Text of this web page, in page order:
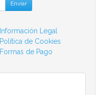
Enviar
Información Legal
Política de Cookies
Formas de Pago